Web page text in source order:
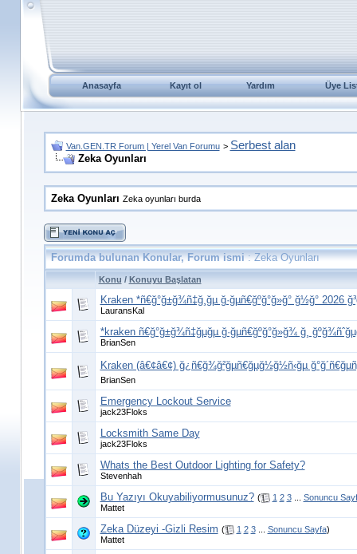
Anasayfa Kayıt ol Yardım Üye
Van.GEN.TR Forum | Yerel Van Forumu > Serbest alan
Zeka Oyunları
Zeka Oyunları Zeka oyunları burda
Forumda bulunan Konular, Forum ismi: Zeka Oyunları
Konu / Konuyu Başlatan
Kraken *ñ€ğ°ğ±ğ¾ñ‡ğ¸ğµ ğ·ğµñ€ğºğ°ğ»ğ° ğ½ğ° 2026
LauransKal
*kraken ñ€ğ°ğ±ğ¾ñ‡ğµğµ ğ·ğµñ€ğºğ°ğ»ğ¾ ğ¸
BrianSen
Kraken (â€¢â€¢) ğ¿ñ€ğ¾ğ²ğµñ€ğµğ½ğ½ñ‹ğµ
BrianSen
Emergency Lockout Service
jack23Floks
Locksmith Same Day
jack23Floks
Whats the Best Outdoor Lighting for Safety?
Stevenhah
Bu Yazıyı Okuyabiliyormusunuz? ( 1 2 3
Sonuncu
Mattet
Zeka Düzeyi -Gizli Resim ( 1 2 3 Sonuncu Sayfa)
Mattet